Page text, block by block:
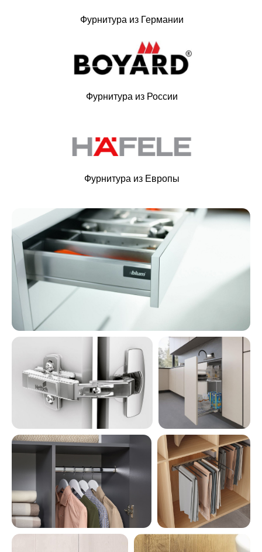
Фурнитура из Германии
Фурнитура из России
Фурнитура из Европы